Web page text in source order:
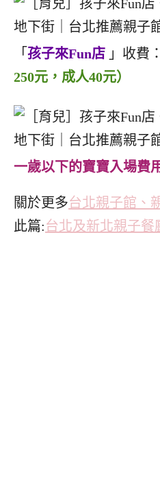
「 孩子來Fun店 」收費：
250元，成人40元）
一歲以下的寶寶入場費
關於更多台北親子館、
此篇:台北及新北親子餐